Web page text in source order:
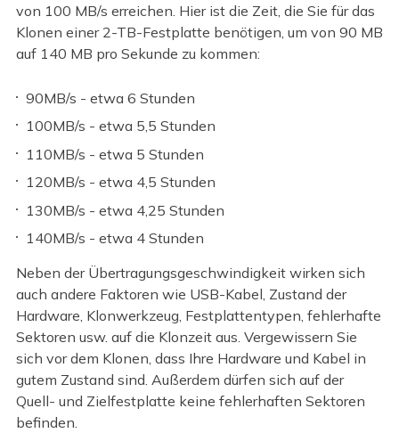
von 100 MB/s erreichen. Hier ist die Zeit, die Sie für das
Klonen einer 2-TB-Festplatte benötigen, um von 90 MB
auf 140 MB pro Sekunde zu kommen:
90MB/s - etwa 6 Stunden
100MB/s - etwa 5,5 Stunden
110MB/s - etwa 5 Stunden
120MB/s - etwa 4,5 Stunden
130MB/s - etwa 4,25 Stunden
140MB/s - etwa 4 Stunden
Neben der Übertragungsgeschwindigkeit wirken sich
auch andere Faktoren wie USB-Kabel, Zustand der
Hardware, Klonwerkzeug, Festplattentypen, fehlerhafte
Sektoren usw. auf die Klonzeit aus. Vergewissern Sie
sich vor dem Klonen, dass Ihre Hardware und Kabel in
gutem Zustand sind. Außerdem dürfen sich auf der
Quell- und Zielfestplatte keine fehlerhaften Sektoren
befinden.